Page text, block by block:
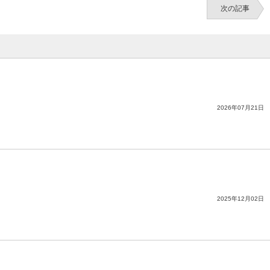
次の記事
2026年07月21日
2025年12月02日